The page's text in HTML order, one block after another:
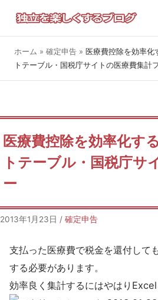
ホーム » 確定申告 » 医療費控除を効率化
トテーブル・国税庁サイトの医療費集計
医療費控除を効率化す
トテーブル・国税庁サ
ー
2013年1月23日 / 確定申告
支払った医療費で税金を還付して
する必要があります。
効率良く集計するにはやはりExcel